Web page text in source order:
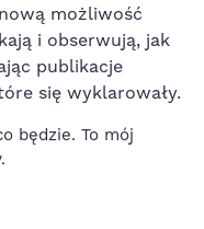
możliwość
i obserwują, jak
publikacje
się wyklarowały.
będzie. To mój